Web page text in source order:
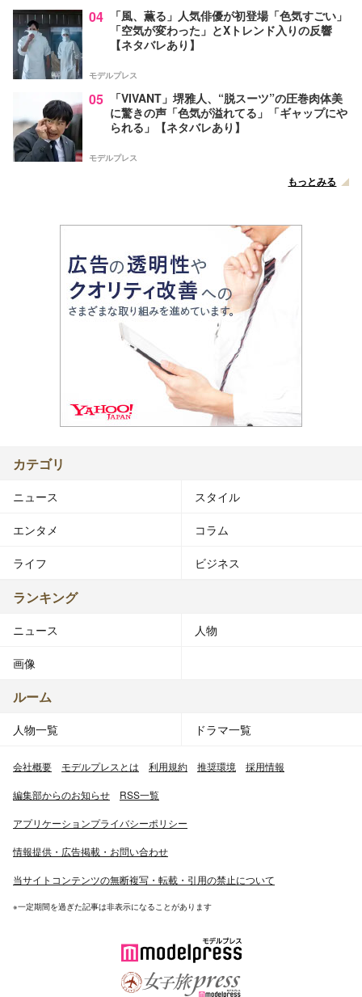
04
「風、薫る」人気俳優が初登場「色気すごい」
「空気が変わった」とXトレンド入りの反響
【ネタバレあり】
モデルプレス
05
「VIVANT」堺雅人、“脱スーツ”の圧巻肉体美
に驚きの声「色気が溢れてる」「ギャップにや
られる」【ネタバレあり】
モデルプレス
もっとみる
カテゴリ
ニュース スタイル
エンタメ コラム
ライフ ビジネス
ランキング
ニュース 人物
画像
ルーム
人物一覧 ドラマ一覧
会社概要 モデルプレスとは 利用規約 推奨環境 採用情報
編集部からのお知らせ RSS一覧
アプリケーションプライバシーポリシー
情報提供・広告掲載・お問い合わせ
当サイトコンテンツの無断複写・転載・引用の禁止について
※一定期間を過ぎた記事は非表示になることがあります